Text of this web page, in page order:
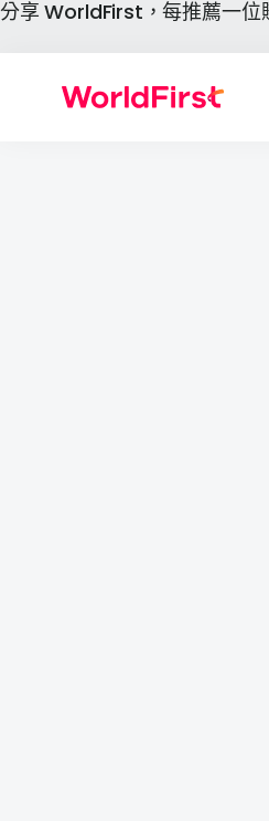
分享 WorldFirst，每推薦一位